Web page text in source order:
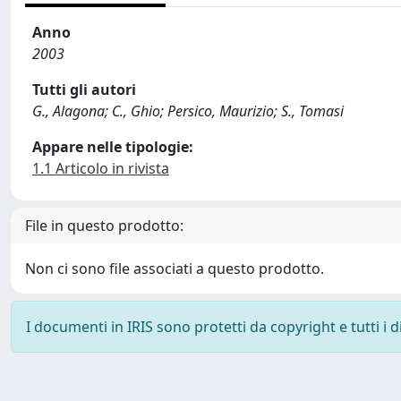
Anno
2003
Tutti gli autori
G., Alagona; C., Ghio; Persico, Maurizio; S., Tomasi
Appare nelle tipologie:
1.1 Articolo in rivista
File in questo prodotto:
Non ci sono file associati a questo prodotto.
I documenti in IRIS sono protetti da copyright e tutti i